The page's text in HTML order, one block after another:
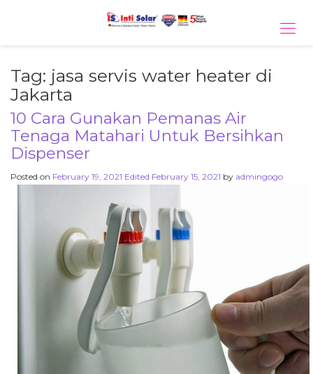
Tag: jasa servis water heater di
Jakarta
10 Cara Gunakan Pemanas Air
Tenaga Matahari Untuk Bersihkan
Dispenser
Posted on February 19, 2021 Edited February 15, 2021 by admingogo